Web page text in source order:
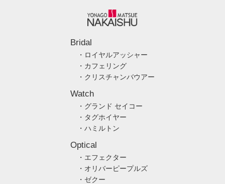
Bridal
・ロイヤルアッシャー
・カフェリング
・クリスチャンバウアー
Watch
・グランド セイコー
・タグホイヤー
・ハミルトン
Optical
・エフェクター
・オリバーピープルズ
・ゼクー